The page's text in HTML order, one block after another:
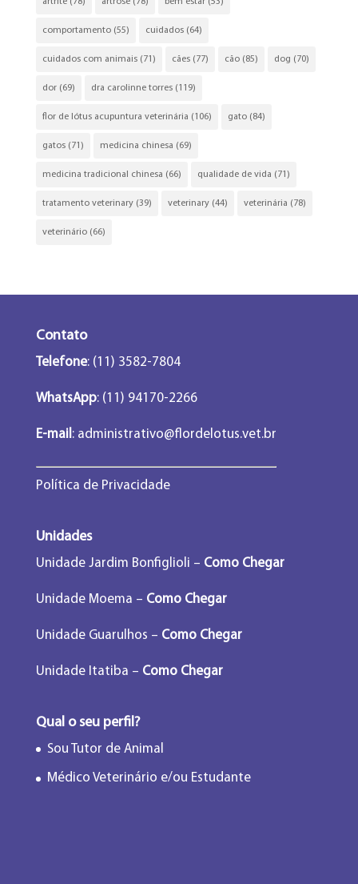
comportamento(55) cuidados(64)
cuidados com animais(71) cães(77) cão(85) dog (70)
dor(69) dra carolinne torres(119)
flor de lótus acupuntura veterinária (106) gato(84)
gatos(71) medicina chinesa (69)
medicina tradicional chinesa (66) qualidade de vida (71)
tratamento veterinary(39) veterinary(44) veterinária (78)
veterinário(66)
Contato
Telefone: (11) 3582-7804
WhatsApp: (11) 94170-2266
E-mail :administrativo@flordelotus.vet.br
Política de Privacidade
Unidades
Unidade Jardim Bonfiglioli – Como Chegar
Unidade Moema – Como Chegar
Unidade Guarulhos – Como Chegar
Unidade Itatiba – Como Chegar
Qual o seu perfil?
Sou Tutor de Animal
Médico Veterinário e/ou Estudante